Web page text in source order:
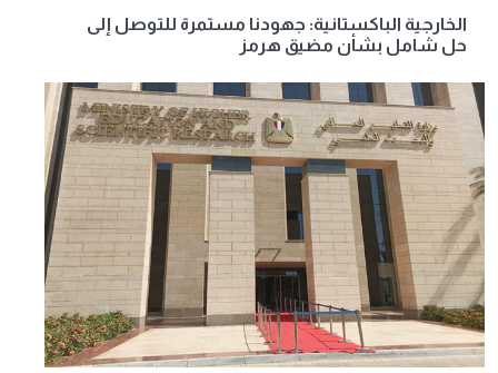
الخارجية الباكستانية: جهودنا مستمرة للتوصل إلى
حل شامل بشأن مضيق هرمز